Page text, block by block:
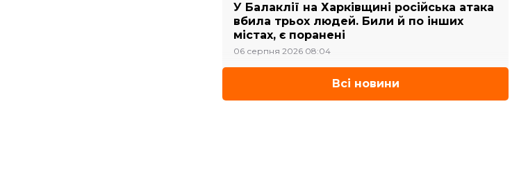
У Балаклії на Харківщині російська атака
вбила трьох людей. Били й по інших
містах, є поранені
06 серпня 2026 08:04
Всі новини